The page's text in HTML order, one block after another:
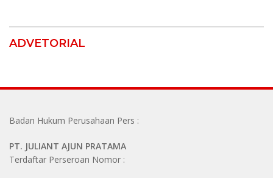
ADVETORIAL
Badan Hukum Perusahaan Pers :
PT. JULIANT AJUN PRATAMA
Terdaftar Perseroan Nomor :